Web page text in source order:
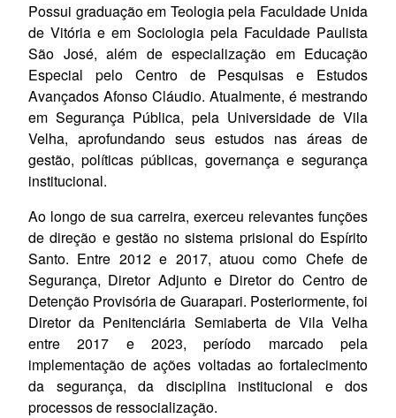
Possui graduação em Teologia pela Faculdade Unida
de Vitória e em Sociologia pela Faculdade Paulista
São José, além de especialização em Educação
Especial pelo Centro de Pesquisas e Estudos
Avançados Afonso Cláudio. Atualmente, é mestrando
em Segurança Pública, pela Universidade de Vila
Velha, aprofundando seus estudos nas áreas de
gestão, políticas públicas, governança e segurança
institucional.
Ao longo de sua carreira, exerceu relevantes funções
de direção e gestão no sistema prisional do Espírito
Santo. Entre 2012 e 2017, atuou como Chefe de
Segurança, Diretor Adjunto e Diretor do Centro de
Detenção Provisória de Guarapari. Posteriormente, foi
Diretor da Penitenciária Semiaberta de Vila Velha
entre 2017 e 2023, período marcado pela
implementação de ações voltadas ao fortalecimento
da segurança, da disciplina institucional e dos
processos de ressocialização.